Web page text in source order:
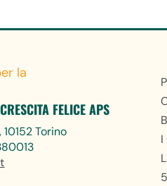
FELICE APS
Torino
I